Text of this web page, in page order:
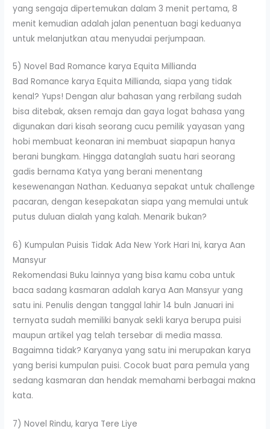
yang sengaja dipertemukan dalam 3 menit pertama, 8
menit kemudian adalah jalan penentuan bagi keduanya
untuk melanjutkan atau menyudai perjumpaan.
5) Novel Bad Romance karya Equita Millianda
Bad Romance karya Equita Millianda, siapa yang tidak
kenal? Yups! Dengan alur bahasan yang rerbilang sudah
bisa ditebak, aksen remaja dan gaya logat bahasa yang
digunakan dari kisah seorang cucu pemilik yayasan yang
hobi membuat keonaran ini membuat siapapun hanya
berani bungkam. Hingga datanglah suatu hari seorang
gadis bernama Katya yang berani menentang
kesewenangan Nathan. Keduanya sepakat untuk challenge
pacaran, dengan kesepakatan siapa yang memulai untuk
putus duluan dialah yang kalah. Menarik bukan?
6) Kumpulan Puisis Tidak Ada New York Hari Ini, karya Aan
Mansyur
Rekomendasi Buku lainnya yang bisa kamu coba untuk
baca sadang kasmaran adalah karya Aan Mansyur yang
satu ini. Penulis dengan tanggal lahir 14 buln Januari ini
ternyata sudah memiliki banyak sekli karya berupa puisi
maupun artikel yag telah tersebar di media massa.
Bagaimna tidak? Karyanya yang satu ini merupakan karya
yang berisi kumpulan puisi. Cocok buat para pemula yang
sedang kasmaran dan hendak memahami berbagai makna
kata.
7) Novel Rindu, karya Tere Liye